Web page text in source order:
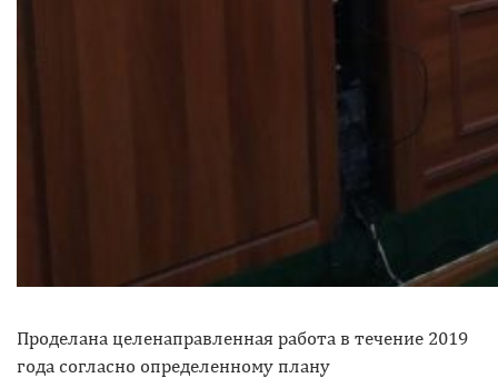
Проделана целенаправленная работа в течение 2019
года согласно определенному плану